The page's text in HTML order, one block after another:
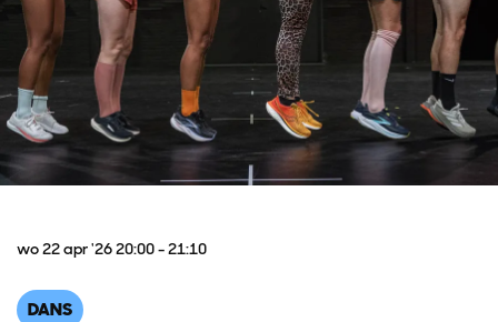
DANS
wo 22 apr '2620:00 - 21:10